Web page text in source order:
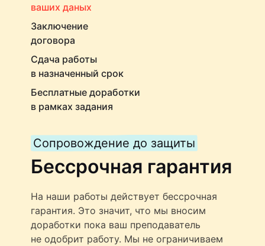
ваших даных
Заключение
договора
Сдача работы
в назначенный срок
Бесплатные доработки
в рамках задания
Сопровождение до защиты
Бессрочная гарантия
На наши работы действует бессрочная
гарантия. Это значит, что мы вносим
доработки пока ваш преподаватель
не одобрит работу. Мы не ограничиваем